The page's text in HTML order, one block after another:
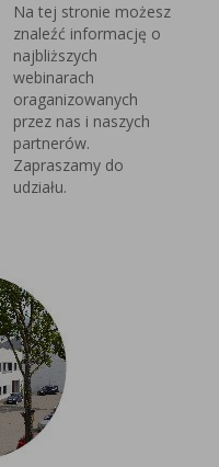
Na tej stronie możesz
znaleźć informację o
najbliższych
webinarach
oraganizowanych
przez nas i naszych
partnerów.
Zapraszamy do
udziału.